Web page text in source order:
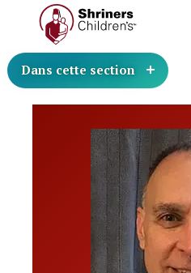
Dans cette section